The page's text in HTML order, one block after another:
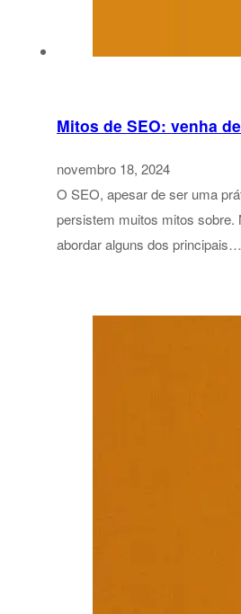
Mitos de SEO: venha
novembro 18, 2024
O SEO, apesar de ser uma
persistem muitos mitos sobre.
abordar alguns dos principais…